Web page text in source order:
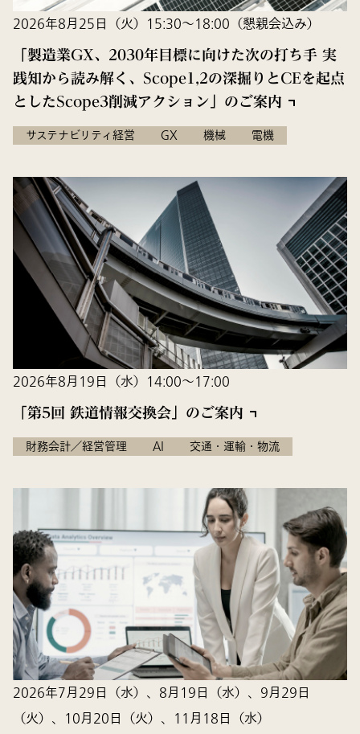
2026年8月25日（火）15:30～18:00（懇親会込み）
「製造業GX、2030年目標に向けた次の打ち手 実
践知から読み解く、Scope1,2の深掘りとCEを起点
としたScope3削減アクション」のご案内
サステナビリティ経営 GX 機械 電機
2026年8月19日（水）14:00～17:00
「第5回 鉄道情報交換会」のご案内
財務会計／経営管理 AI 交通・運輸・物流
2026年7月29日（水）、8月19日（水）、9月29日
（火）、10月20日（火）、11月18日（水）